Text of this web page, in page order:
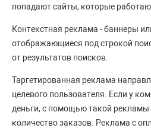
попадают сайты, которые
Контекстная реклама - баннеры
отображающиеся под строкой
от результатов поисков.
Таргетированная реклама
целевого пользователя. Если у
деньги, с помощью такой
количество заказов. Реклама с